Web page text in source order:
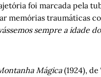
foi marcada pela
memórias traumáticas
sempre a idade
Mágica(1924), de